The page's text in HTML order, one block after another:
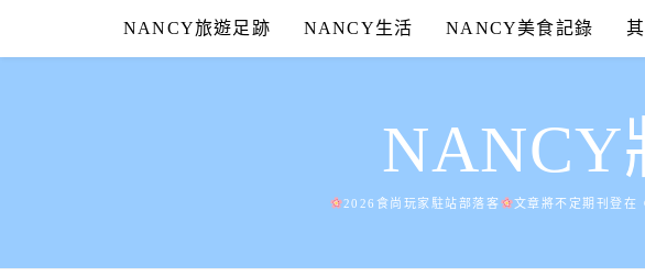
content
NANCY旅遊足跡 NANCY生活 NANCY美食記錄
NANCY
2026食尚玩家駐站部落客 文章將不定期刊登在